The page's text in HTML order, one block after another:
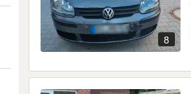
8